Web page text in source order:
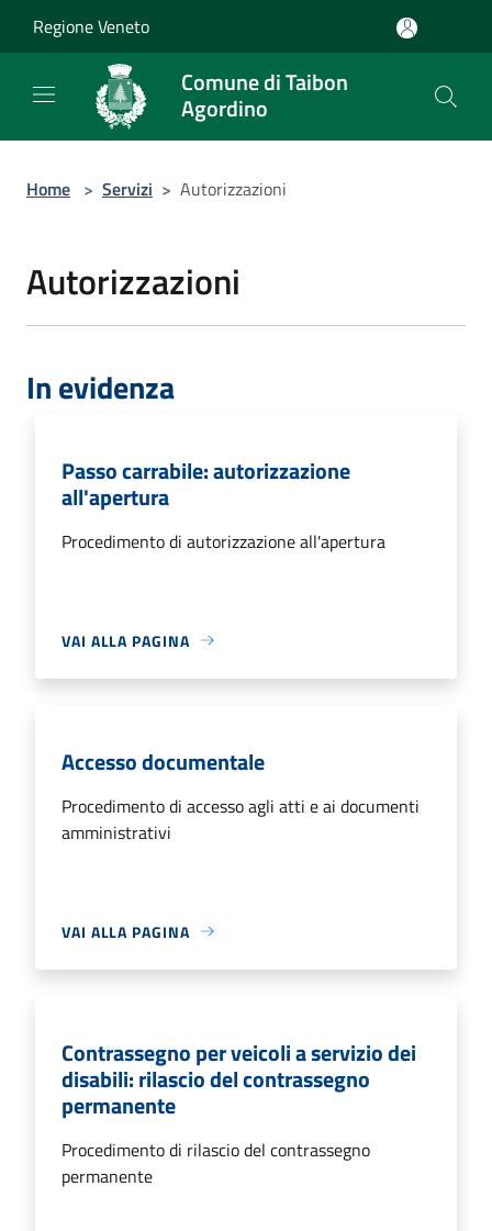
Regione Veneto
Comune di Taibon
Agordino
Home > Servizi > Autorizzazioni
Autorizzazioni
In evidenza
Passo carrabile: autorizzazione
all'apertura
Procedimento di autorizzazione all'apertura
VAI ALLA PAGINA
Accesso documentale
Procedimento di accesso agli atti e ai documenti
amministrativi
VAI ALLA PAGINA
Contrassegno per veicoli a servizio dei
disabili: rilascio del contrassegno
permanente
Procedimento di rilascio del contrassegno
permanente